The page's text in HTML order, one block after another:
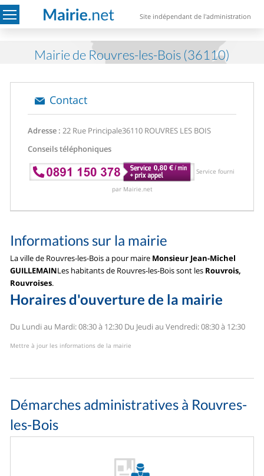
Site indépendant de l'administration
Mairie de Rouvres-les-Bois (36110)
Contact
Adresse : 22 Rue Principale36110 ROUVRES LES BOIS
Conseils téléphoniques
Service fourni
par Mairie.net
Informations sur la mairie
La ville de Rouvres-les-Bois a pour maire Monsieur Jean-Michel
GUILLEMAINLes habitants de Rouvres-les-Bois sont les Rouvrois,
Rouvroises.
Horaires d'ouverture de la mairie
Du Lundi au Mardi: 08:30 à 12:30 Du Jeudi au Vendredi: 08:30 à 12:30
Mettre à jour les informations de la mairie
Démarches administratives à Rouvres-
les-Bois